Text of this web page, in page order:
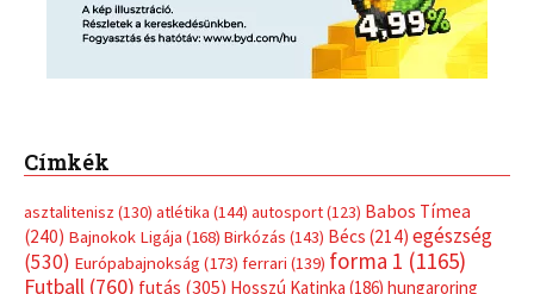
Címkék
asztalitenisz (130) atlétika (144) autosport(123) Babos Tímea
(240) Bajnokok Ligája (168) Birkózás (143) Bécs (214) egészség
(530) Európabajnokság (173) ferrari (139) forma 1 (1165)
Futball (760) futás (305) Hosszú Katinka (186) hungaroring